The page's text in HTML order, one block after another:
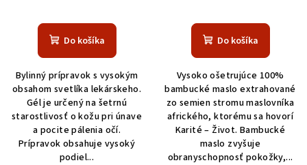
Do košíka
Bylinný prípravok s vysokým
obsahom svetlíka lekárskeho.
Gél je určený na šetrnú
starostlivosť o kožu pri únave
a pocite pálenia očí.
Prípravok obsahuje vysoký
podiel...
Do košíka
Vysoko ošetrujúce 100%
bambucké maslo extrahované
zo semien stromu maslovníka
afrického, ktorému sa hovorí
Karité – Život. Bambucké
maslo zvyšuje
obranyschopnosť pokožky,...